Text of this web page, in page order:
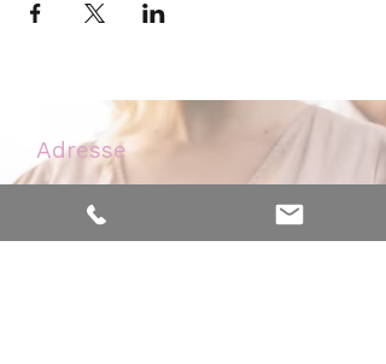
Adresse
Nelkenweg 6
59320 Ennigerloh - Westkirchen